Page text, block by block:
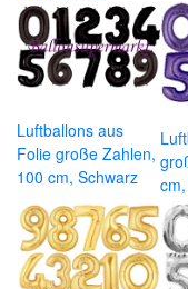
Luftballons aus
Folie große Zahlen,
100 cm, Schwarz